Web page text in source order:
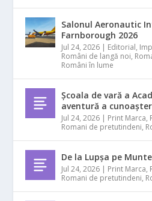
Salonul Aeronautic
Farnborough 2026
Jul 24, 2026 | Editorial,
Români de langă noi,
Români în lume
Școala de vară a
aventură a
Jul 24, 2026 | Print Marca,
Romani de pretutindeni,
De la Lupșa pe
Jul 24, 2026 | Print Marca,
Romani de pretutindeni,